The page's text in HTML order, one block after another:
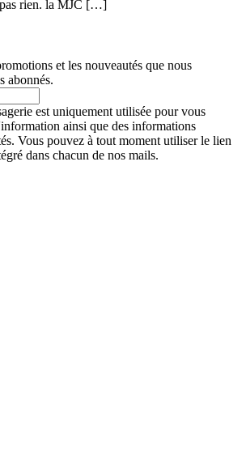
pas rien. la MJC […]
et les nouveautés que nous
abonnés.
est uniquement utilisée pour vous
ainsi que des informations
Vous pouvez à tout moment utiliser le lien
dans chacun de nos mails.